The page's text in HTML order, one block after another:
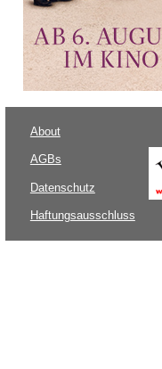
About
AGBs
Datenschutz
Haftungsausschluss